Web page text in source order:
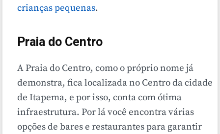
crianças pequenas.
Praia do Centro
A Praia do Centro, como o próprio nome já
demonstra, fica localizada no Centro da cidade
de Itapema, e por isso, conta com ótima
infraestrutura. Por lá você encontra várias
opções de bares e restaurantes para garantir